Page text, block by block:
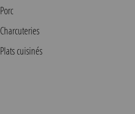
Porc
Charcuteries
Plats cuisinés